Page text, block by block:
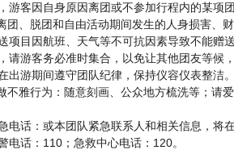
游客因自身原因离团或不参加行程内的某项
团、脱团和自由活动期间发生的人身损害、
项目因航班、天气等不可抗因素导致不能赠
请游客务必准时集合，以免让其他团友等候
出游期间遵守团队纪律，保持仪容仪表整洁
不雅行为：随意刻画、公众地方梳洗等；请
电话：或本团队紧急联系人和相关信息，将
电话：110；急救中心电话：120。